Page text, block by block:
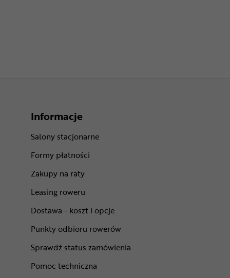
Informacje
Salony stacjonarne
Formy płatności
Zakupy na raty
Leasing roweru
Dostawa - koszt i opcje
Punkty odbioru rowerów
Sprawdź status zamówienia
Pomoc techniczna